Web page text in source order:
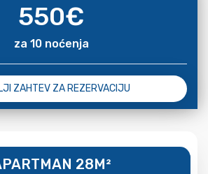
550€
za 10 noćenja
ZAHTEV ZA REZERVACIJU
28M²